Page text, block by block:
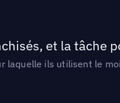
et la tâche
ils utilisent le